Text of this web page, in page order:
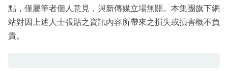
點，僅屬筆者個人意見，與新傳媒立場無關。本集團旗下網
站對因上述人士張貼之資訊內容所帶來之損失或損害概不負
責。